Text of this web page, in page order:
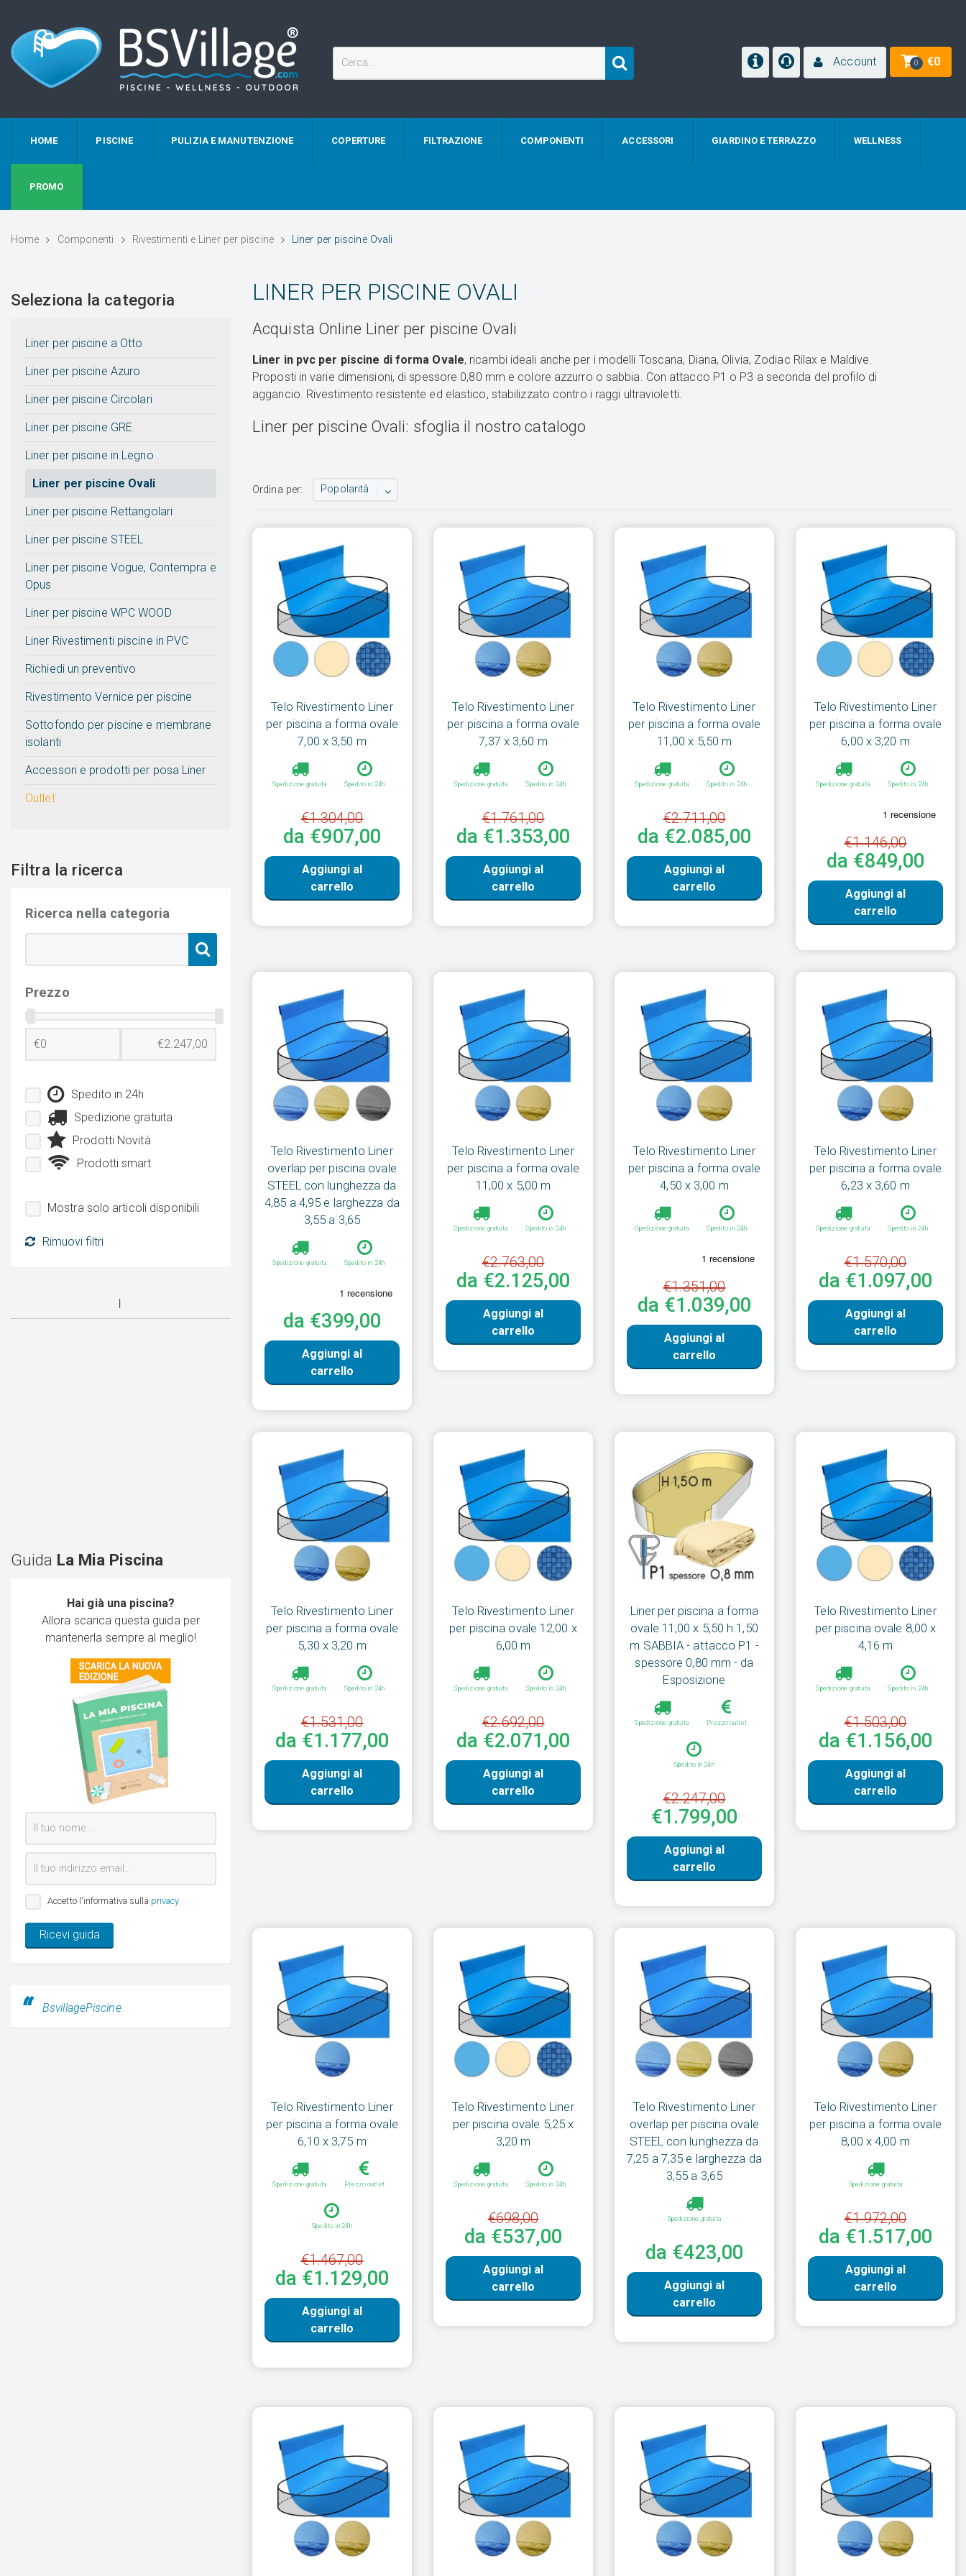
Account 0 €0
HOME PISCINE PULIZIA E MANUTENZIONE COPERTURE FILTRAZIONE COMPONENTI ACCESSORI GIARDINO E TERRAZZO WELLNESS
PROMO
Home Componenti Rivestimenti e Liner per piscine Liner per piscine Ovali
LINER PER PISCINE OVALI
Acquista Online Liner per piscine Ovali
Liner in pvc per piscine di forma Ovale, ricambi ideali anche per i modelli Toscana, Diana, Olivia, Zodiac Rilax e Maldive.
Proposti in varie dimensioni, di spessore 0,80 mm e colore azzurro o sabbia. Con attacco P1 o P3 a seconda del profilo di
aggancio. Rivestimento resistente ed elastico, stabilizzato contro i raggi ultravioletti.
Liner per piscine Ovali: sfoglia il nostro catalogo
Ordina per: Popolarità
Telo Rivestimento Liner
per piscina a forma ovale
7,00 x 3,50 m
Spedizione gratuita Spedito in 24h
€1.304,00
da €907,00
Aggiungi al
carrello
Telo Rivestimento Liner
per piscina a forma ovale
7,37 x 3,60 m
Spedizione gratuita Spedito in 24h
€1.761,00
da €1.353,00
Aggiungi al
carrello
Telo Rivestimento Liner
per piscina a forma ovale
11,00 x 5,50 m
Spedizione gratuita Spedito in 24h
€2.711,00
da €2.085,00
Aggiungi al
carrello
Telo Rivestimento Liner
per piscina a forma ovale
6,00 x 3,20 m
Spedizione gratuita Spedito in 24h
€1.146,00
da €849,00
Aggiungi al
carrello
Telo Rivestimento Liner
overlap per piscina ovale
STEEL con lunghezza da
4,85 a 4,95 e larghezza da
3,55 a 3,65
Spedizione gratuita Spedito in 24h
da €399,00
Aggiungi al
carrello
Telo Rivestimento Liner
per piscina a forma ovale
11,00 x 5,00 m
Spedizione gratuita Spedito in 24h
€2.763,00
da €2.125,00
Aggiungi al
carrello
Telo Rivestimento Liner
per piscina a forma ovale
4,50 x 3,00 m
Spedizione gratuita Spedito in 24h
€1.351,00
da €1.039,00
Aggiungi al
carrello
Telo Rivestimento Liner
per piscina a forma ovale
6,23 x 3,60 m
Spedizione gratuita Spedito in 24h
€1.570,00
da €1.097,00
Aggiungi al
carrello
Telo Rivestimento Liner
per piscina a forma ovale
5,30 x 3,20 m
Spedizione gratuita Spedito in 24h
€1.531,00
da €1.177,00
Aggiungi al
carrello
Telo Rivestimento Liner
per piscina ovale 12,00 x
6,00 m
Spedizione gratuita Spedito in 24h
€2.692,00
da €2.071,00
Aggiungi al
carrello
Liner per piscina a forma
ovale 11,00 x 5,50 h.1,50
m SABBIA - attacco P1 -
spessore 0,80 mm - da
Esposizione
Spedizione gratuita Prezzo outlet
Spedito in 24h
€2.247,00
€1.799,00
Aggiungi al
carrello
Telo Rivestimento Liner
per piscina ovale 8,00 x
4,16 m
Spedizione gratuita Spedito in 24h
€1.503,00
da €1.156,00
Aggiungi al
carrello
Telo Rivestimento Liner
per piscina a forma ovale
6,10 x 3,75 m
Spedizione gratuita Prezzo outlet
Spedito in 24h
€1.467,00
da €1.129,00
Aggiungi al
carrello
Telo Rivestimento Liner
per piscina ovale 5,25 x
3,20 m
Spedizione gratuita Spedito in 24h
€698,00
da €537,00
Aggiungi al
carrello
Telo Rivestimento Liner
overlap per piscina ovale
STEEL con lunghezza da
7,25 a 7,35 e larghezza da
3,55 a 3,65
Spedizione gratuita
da €423,00
Aggiungi al
carrello
Telo Rivestimento Liner
per piscina a forma ovale
8,00 x 4,00 m
Spedizione gratuita
€1.972,00
da €1.517,00
Aggiungi al
carrello
Seleziona la categoria
Liner per piscine a Otto
Liner per piscine Azuro
Liner per piscine Circolari
Liner per piscine GRE
Liner per piscine in Legno
Liner per piscine Ovali
Liner per piscine Rettangolari
Liner per piscine STEEL
Liner per piscine Vogue, Contempra e
Opus
Liner per piscine WPC WOOD
Liner Rivestimenti piscine in PVC
Richiedi un preventivo
Rivestimento Vernice per piscine
Sottofondo per piscine e membrane
isolanti
Accessori e prodotti per posa Liner
Outlet
Filtra la ricerca
Ricerca nella categoria
Prezzo
Spedito in 24h
Spedizione gratuita
Prodotti Novità
Prodotti smart
Mostra solo articoli disponibili
Rimuovi filtri
Guida La Mia Piscina
Hai già una piscina?
Allora scarica questa guida per
mantenerla sempre al meglio!
Accetto l'informativa sulla privacy
Ricevi guida
BsvillagePiscine